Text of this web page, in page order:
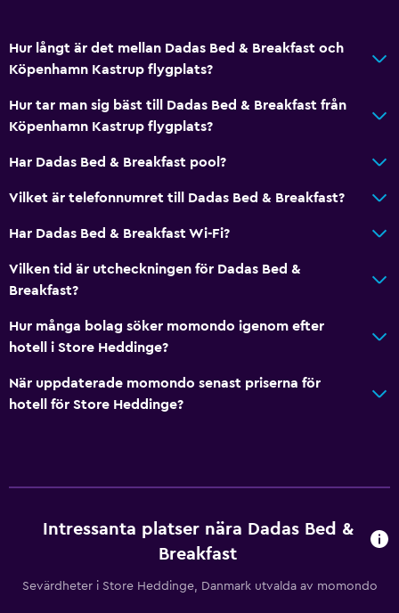
Hur långt är det mellan Dadas Bed & Breakfast och
Köpenhamn Kastrup flygplats?
Hur tar man sig bäst till Dadas Bed & Breakfast från
Köpenhamn Kastrup flygplats?
Har Dadas Bed & Breakfast pool?
Vilket är telefonnumret till Dadas Bed & Breakfast?
Har Dadas Bed & Breakfast Wi-Fi?
Vilken tid är utcheckningen för Dadas Bed &
Breakfast?
Hur många bolag söker momondo igenom efter
hotell i Store Heddinge?
När uppdaterade momondo senast priserna för
hotell för Store Heddinge?
Intressanta platser nära Dadas Bed &
Breakfast
Sevärdheter i Store Heddinge, Danmark utvalda av momondo